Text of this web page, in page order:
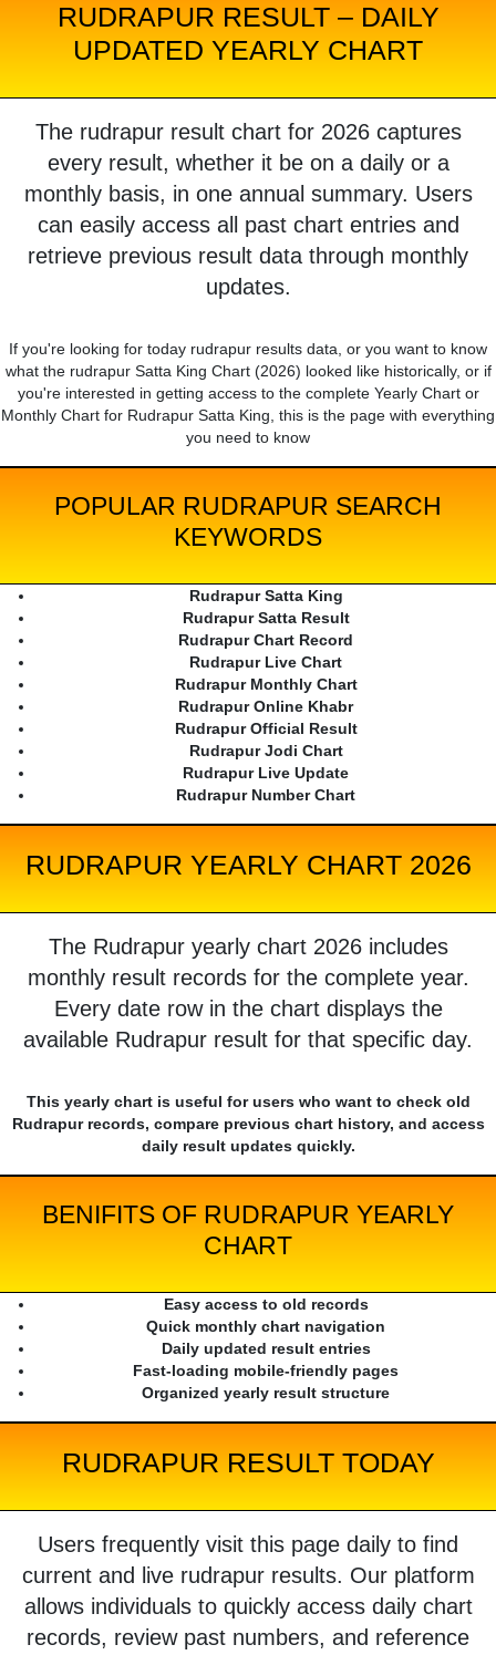
RUDRAPUR RESULT – DAILY
UPDATED YEARLY CHART
The rudrapur result chart for 2026 captures
every result, whether it be on a daily or a
monthly basis, in one annual summary. Users
can easily access all past chart entries and
retrieve previous result data through monthly
updates.
If you're looking for today rudrapur results data, or you want to know
what the rudrapur Satta King Chart (2026) looked like historically, or if
you're interested in getting access to the complete Yearly Chart or
Monthly Chart for Rudrapur Satta King, this is the page with everything
you need to know
POPULAR RUDRAPUR SEARCH
KEYWORDS
Rudrapur Satta King
Rudrapur Satta Result
Rudrapur Chart Record
Rudrapur Live Chart
Rudrapur Monthly Chart
Rudrapur Online Khabr
Rudrapur Official Result
Rudrapur Jodi Chart
Rudrapur Live Update
Rudrapur Number Chart
RUDRAPUR YEARLY CHART 2026
The Rudrapur yearly chart 2026 includes
monthly result records for the complete year.
Every date row in the chart displays the
available Rudrapur result for that specific day.
This yearly chart is useful for users who want to check old
Rudrapur records, compare previous chart history, and access
daily result updates quickly.
BENIFITS OF RUDRAPUR YEARLY
CHART
Easy access to old records
Quick monthly chart navigation
Daily updated result entries
Fast-loading mobile-friendly pages
Organized yearly result structure
RUDRAPUR RESULT TODAY
Users frequently visit this page daily to find
current and live rudrapur results. Our platform
allows individuals to quickly access daily chart
records, review past numbers, and reference